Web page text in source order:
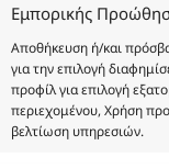
Εμπορικής
Αποθήκευση ή/και
για την επιλογή
προφίλ για επιλογή
περιεχομένου, Χρήση
βελτίωση υπηρεσιών.